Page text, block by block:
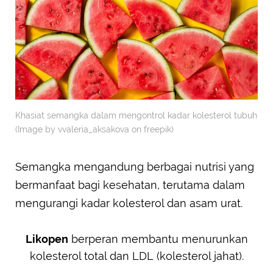
Khasiat semangka dalam mengontrol kadar kolesterol tubuh
(Image by vvaleria_aksakova on freepik)
Semangka mengandung berbagai nutrisi yang
bermanfaat bagi kesehatan, terutama dalam
mengurangi kadar kolesterol dan asam urat.
Likopen berperan membantu menurunkan
kolesterol total dan LDL (kolesterol jahat).